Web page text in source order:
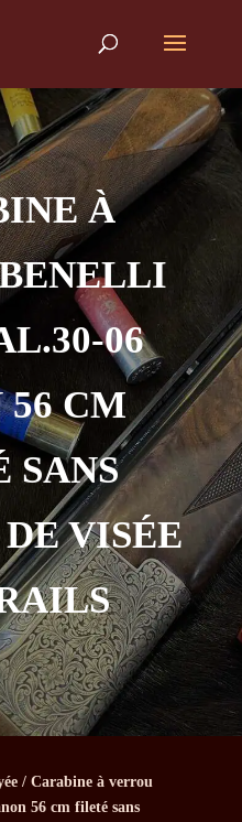
À
06
56 CM
SANS
VISÉE
/ Carabine à verrou
56 cm fileté sans